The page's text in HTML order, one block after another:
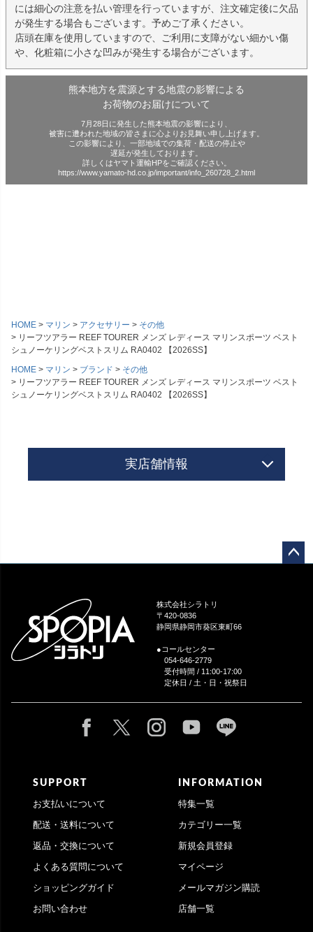
には細心の注意を払い管理を行っていますが、注文確定後に欠品
が発生する場合もございます。予めご了承ください。
店頭在庫を使用していますので、ご利用に支障がない細かい傷
や、化粧箱に小さな凹みが発生する場合がございます。
熊本地方を震源とする地震の影響による
お荷物のお届けについて
7月28日に発生した熊本地震の影響により、
被害に遭われた地域の皆さまに心よりお見舞い申し上げます。
この影響により、一部地域での集荷・配送の停止や
遅延が発生しております。
詳しくはヤマト運輸HPをご確認ください。
https://www.yamato-hd.co.jp/important/info_260728_2.html
HOME マリン アクセサリー
その他
リーフツアラー REEF TOURER メンズ レディース マリンスポーツ ベスト
シュノーケリングベストスリム RA0402 【2026SS】
HOME
マリン ブランド
その他
リーフツアラー REEF TOURER メンズ レディース マリンスポーツ ベスト
シュノーケリングベストスリム RA0402 【2026SS】
実店舗情報
株式会社シラトリ
〒420-0836
静岡県静岡市葵区東町66
●コールセンター
054-646-2779
受付時間 / 11:00-17:00
定休日 / 土・日・祝祭日
SUPPORT
お支払いについて
配送・送料について
返品・交換について
よくある質問について
ショッピングガイド
お問い合わせ
INFORMATION
特集一覧
カテゴリー一覧
新規会員登録
マイページ
メールマガジン購読
店舗一覧